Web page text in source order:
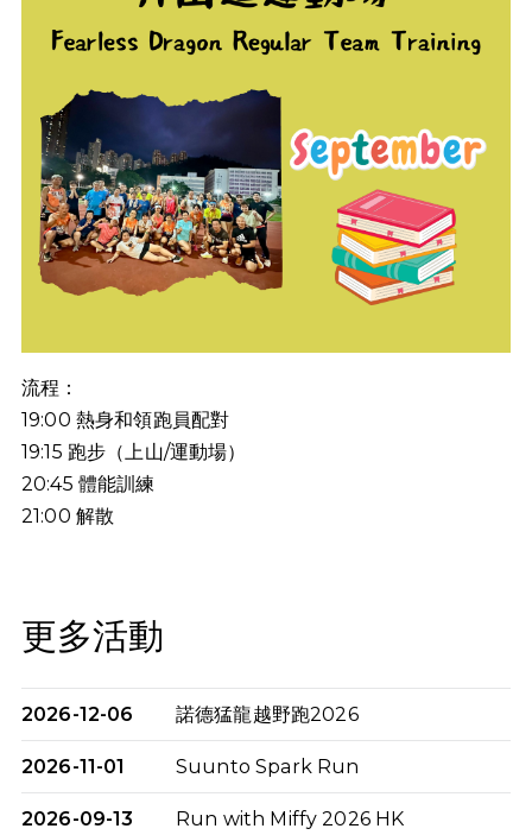
流程：
19:00 熱身和領跑員配對
19:15 跑步（上山/運動場）
20:45 體能訓練
21:00 解散
更多活動
2026-12-06 諾德猛龍越野跑2026
2026-11-01 Suunto Spark Run
2026-09-13 Run with Miffy 2026 HK